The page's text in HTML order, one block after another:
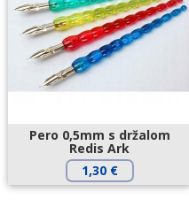
Pero 0,5mm s držalom
Redis Ark
1,30 €